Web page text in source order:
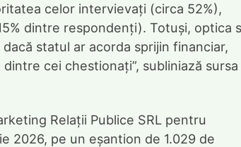
celor intervievați (circa 52%),
dintre respondenți). Totuși, optica
statul ar acorda sprijin financiar,
cei chestionați”, subliniază sursa
Relații Publice SRL pentru
2026, pe un eșantion de 1.029 de